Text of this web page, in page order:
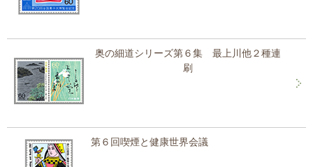
奥の細道シリーズ第６集 最上川他２種連
刷
第６回喫煙と健康世界会議